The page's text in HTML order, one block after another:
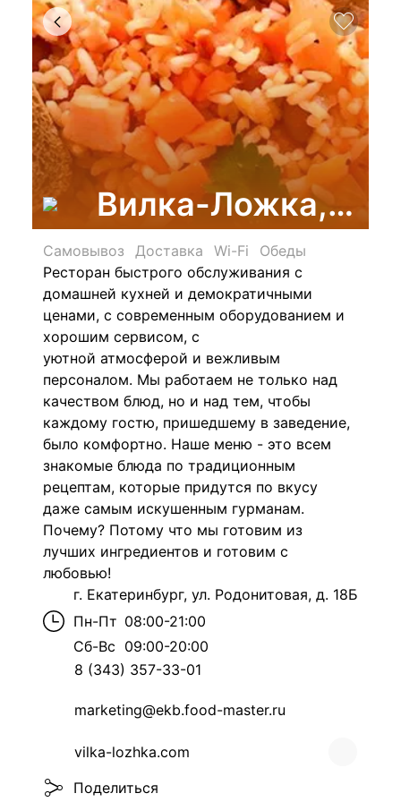
Вилка-Ложка,
Самовывоз Доставка Wi-Fi
Обеды
Ресторан быстрого обслуживания с
домашней кухней и демократичными
ценами, с современным оборудованием и
хорошим сервисом, с
уютной атмосферой и вежливым
персоналом. Мы работаем не только над
качеством блюд, но и над тем, чтобы
каждому гостю, пришедшему в заведение,
было комфортно. Наше меню - это всем
знакомые блюда по традиционным
рецептам, которые придутся по вкусу
даже самым искушенным гурманам.
Почему? Потому что мы готовим из
лучших ингредиентов и готовим с
любовью!
г. Екатеринбург, ул. Родонитовая, д. 18Б
Пн-Пт 08:00-21:00
Сб-Вс 09:00-20:00
8 (343) 357-33-01
marketing@ekb.food-master.ru
vilka-lozhka.com
Поделиться